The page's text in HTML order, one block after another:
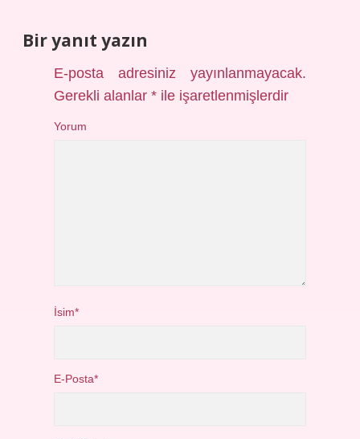
Bir yanıt yazın
E-posta adresiniz yayınlanmayacak.
Gerekli alanlar* ile işaretlenmişlerdir
Yorum
İsim*
E-Posta*